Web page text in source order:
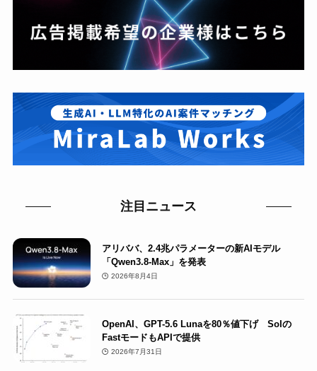
注目ニュース
アリババ、2.4兆パラメーターの新AIモデル
「Qwen3.8-Max」を発表
2026年8月4日
OpenAI、GPT-5.6 Lunaを80％値下げ Solの
FastモードもAPIで提供
2026年7月31日